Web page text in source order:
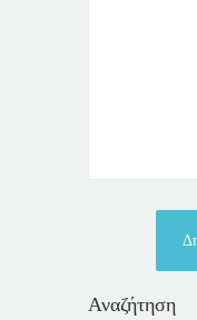
Αναζήτηση